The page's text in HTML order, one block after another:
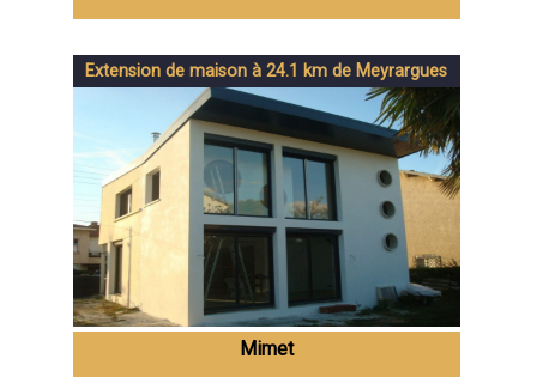
Extension de maison à 24.1 km de Meyrargues
Mimet